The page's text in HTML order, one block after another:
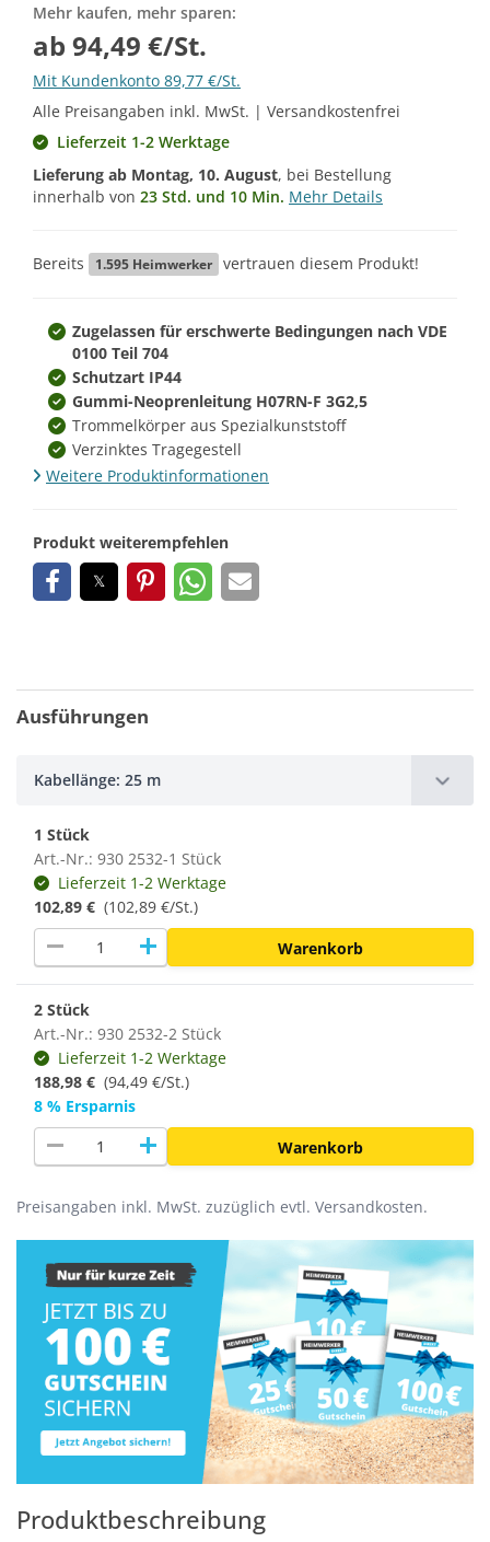
Mehr kaufen, mehr sparen:
ab 94,49 €/St.
Mit Kundenkonto 89,77 €/St.
Alle Preisangaben inkl. MwSt. | Versandkostenfrei
Lieferzeit 1-2 Werktage
Lieferung ab Montag, 10. August, bei Bestellung
innerhalb von 23 Std. und 10 Min. Mehr Details
Bereits 1.595 Heimwerker vertrauen diesem Produkt!
Zugelassen für erschwerte Bedingungen nach VDE
0100 Teil 704
Schutzart IP44
Gummi-Neoprenleitung H07RN-F 3G2,5
Trommelkörper aus Spezialkunststoff
Verzinktes Tragegestell
Weitere Produktinformationen
Produkt weiterempfehlen
Ausführungen
Kabellänge: 25 m
1 Stück
Art.-Nr.: 930 2532-1 Stück
Lieferzeit 1-2 Werktage
102,89 € (102,89 €/St.)
remove add Warenkorb
2 Stück
Art.-Nr.: 930 2532-2 Stück
Lieferzeit 1-2 Werktage
188,98 € (94,49 €/St.)
8 % Ersparnis
remove add Warenkorb
Preisangaben inkl. MwSt. zuzüglich evtl. Versandkosten.
Produktbeschreibung